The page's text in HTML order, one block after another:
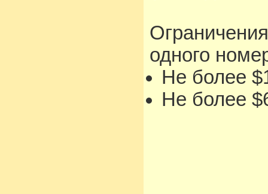
одного
Не более
Не более